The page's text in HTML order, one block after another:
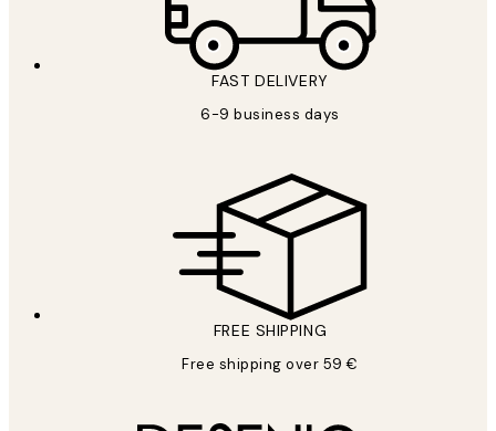
FAST DELIVERY
6-9 business days
FREE SHIPPING
Free shipping over 59 €